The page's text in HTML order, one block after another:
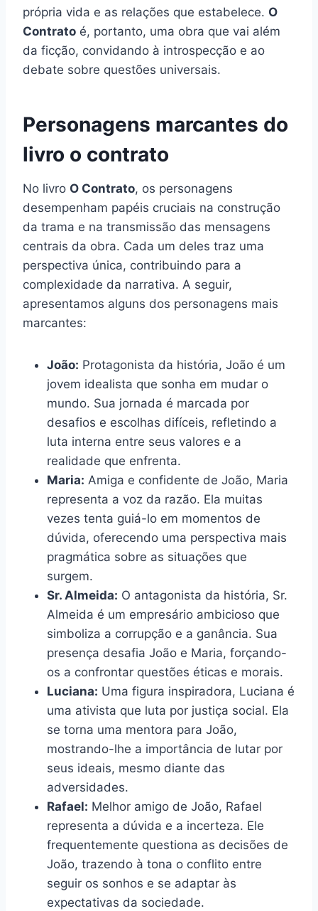
própria vida e as relações que estabelece. O
Contrato é, portanto, uma obra que vai além
da ficção, convidando à introspecção e ao
debate sobre questões universais.
Personagens marcantes do
livro o contrato
No livro O Contrato, os personagens
desempenham papéis cruciais na construção
da trama e na transmissão das mensagens
centrais da obra. Cada um deles traz uma
perspectiva única, contribuindo para a
complexidade da narrativa. A seguir,
apresentamos alguns dos personagens mais
marcantes:
João: Protagonista da história, João é um
jovem idealista que sonha em mudar o
mundo. Sua jornada é marcada por
desafios e escolhas difíceis, refletindo a
luta interna entre seus valores e a
realidade que enfrenta.
Maria: Amiga e confidente de João, Maria
representa a voz da razão. Ela muitas
vezes tenta guiá-lo em momentos de
dúvida, oferecendo uma perspectiva mais
pragmática sobre as situações que
surgem.
Sr. Almeida: O antagonista da história, Sr.
Almeida é um empresário ambicioso que
simboliza a corrupção e a ganância. Sua
presença desafia João e Maria, forçando-
os a confrontar questões éticas e morais.
Luciana: Uma figura inspiradora, Luciana é
uma ativista que luta por justiça social. Ela
se torna uma mentora para João,
mostrando-lhe a importância de lutar por
seus ideais, mesmo diante das
adversidades.
Rafael: Melhor amigo de João, Rafael
representa a dúvida e a incerteza. Ele
frequentemente questiona as decisões de
João, trazendo à tona o conflito entre
seguir os sonhos e se adaptar às
expectativas da sociedade.